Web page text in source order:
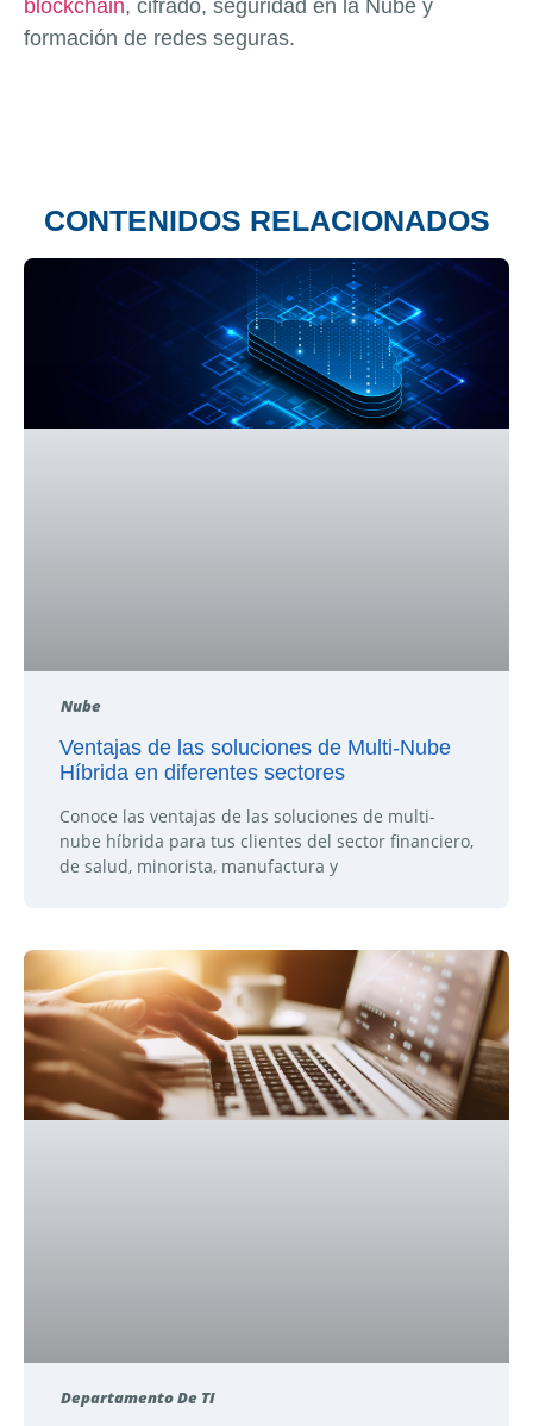
blockchain, cifrado, seguridad en la Nube y
formación de redes seguras.
CONTENIDOS RELACIONADOS
Nube
Ventajas de las soluciones de Multi-Nube
Híbrida en diferentes sectores
Conoce las ventajas de las soluciones de multi-
nube híbrida para tus clientes del sector financiero,
de salud, minorista, manufactura y
Departamento De TI